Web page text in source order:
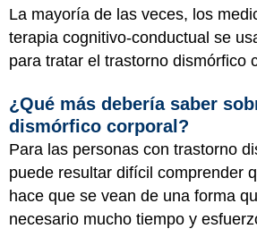
La mayoría de las veces, los
terapia cognitivo-conductual se
para tratar el trastorno dismórfico
¿Qué más debería saber
dismórfico corporal?
Para las personas con trastorno
puede resultar difícil comprender
hace que se vean de una forma
necesario mucho tiempo y